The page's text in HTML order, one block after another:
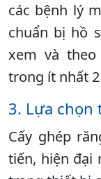
các bệnh lý
chuẩn bị hồ
xem và
trong ít nhất
3. Lựa
Cấy ghép
tiến, hiện đại